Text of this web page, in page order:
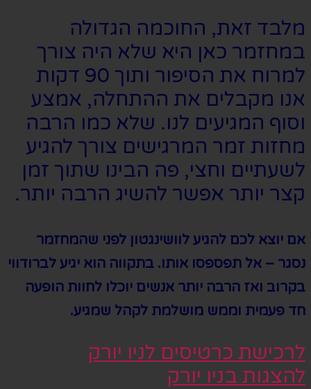
מלבד זאת, החוכמה הגדולה
במחזמר כאן היא שלא היה צורך
למרוח את הסיפור ותוך 90 דקות
אנו מקבלים את ההתחלה, אמצע
וסוף המגיעים לנו. שלא כמו הרבה
מחזות זמר המרגישים צורך להגיע
לשעתיים וחצי, פה הבינו שתוך זמן
קצר יותר אפשר להשיג הרבה יותר.
אם יוצא לכם להגיע לוושינגטון לפני שהמחזמר
נסגר – אל תפספסו אותו. בתקווה הוא יגיע לברודווי
בקרוב ואז הרבה יותר אנשים יוכלו לחוות הופעה
חד פעמית וממש מושלמת לקהל שמגיע.
לרכישת כרטיסים לניו יורק
להצגות בניו יורק